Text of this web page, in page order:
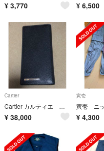
¥ 3,770 ¥ 6,500
Cartier
Cartier カルティエ 長財布 札入れ サントス 二つ折り 黒 ブラック
¥ 38,000
寅壱
¥ 4,300